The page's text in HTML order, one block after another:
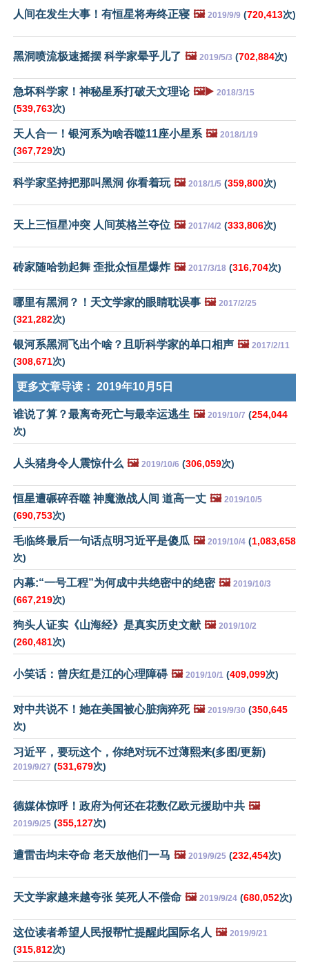
人间在发生大事！有恒星将寿终正寝 🖼️ 2019/9/9 (720,413次)
黑洞喷流极速摇摆 科学家晕乎儿了 🖼️ 2019/5/3 (702,884次)
急坏科学家！神秘星系打破天文理论 🖼️▶️ 2018/3/15
(539,763次)
天人合一！银河系为啥吞噬11座小星系 🖼️ 2018/1/19
(367,729次)
科学家坚持把那叫黑洞 你看着玩 🖼️ 2018/1/5 (359,800次)
天上三恒星冲突 人间英格兰夺位 🖼️ 2017/4/2 (333,806次)
砖家随哈勃起舞 歪批众恒星爆炸 🖼️ 2017/3/18 (316,704次)
哪里有黑洞？！天文学家的眼睛耽误事 🖼️ 2017/2/25
(321,282次)
银河系黑洞飞出个啥？且听科学家的单口相声 🖼️ 2017/2/11
(308,671次)
更多文章导读： 2019年10月5日
谁说了算？最离奇死亡与最幸运逃生 🖼️ 2019/10/7 (254,044
次)
人头猪身令人震惊什么 🖼️ 2019/10/6 (306,059次)
恒星遭碾碎吞噬 神魔激战人间 道高一丈 🖼️ 2019/10/5
(690,753次)
毛临终最后一句话点明习近平是傻瓜 🖼️ 2019/10/4 (1,083,658
次)
内幕:“一号工程”为何成中共绝密中的绝密 🖼️ 2019/10/3
(667,219次)
狗头人证实《山海经》是真实历史文献 🖼️ 2019/10/2
(260,481次)
小笑话：曾庆红是江的心理障碍 🖼️ 2019/10/1 (409,099次)
对中共说不！她在美国被心脏病猝死 🖼️ 2019/9/30 (350,645
次)
习近平，要玩这个，你绝对玩不过薄熙来(多图/更新)
2019/9/27 (531,679次)
德媒体惊呼！政府为何还在花数亿欧元援助中共 🖼️
2019/9/25 (355,127次)
遭雷击均未夺命 老天放他们一马 🖼️ 2019/9/25 (232,454次)
天文学家越来越夸张 笑死人不偿命 🖼️ 2019/9/24 (680,052次)
这位读者希望人民报帮忙提醒此国际名人 🖼️ 2019/9/21
(315,812次)